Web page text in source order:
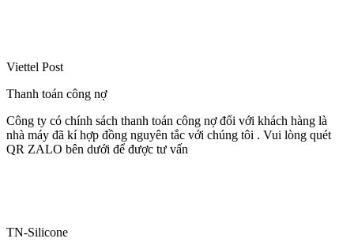
Viettel Post
Thanh toán công nợ
Công ty có chính sách thanh toán công nợ đối với khách hàng là
nhà máy đã kí hợp đồng nguyên tắc với chúng tôi . Vui lòng quét
QR ZALO bên dưới để được tư vấn
TN-Silicone